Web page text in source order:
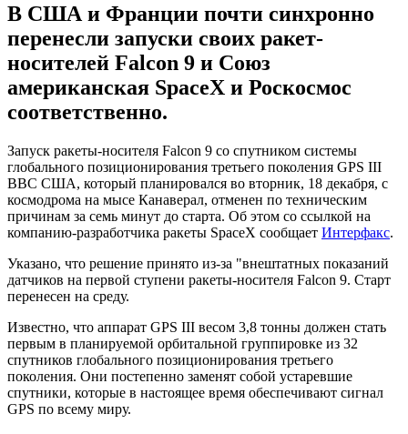
В США и Франции почти синхронно
перенесли запуски своих ракет-
носителей Falcon 9 и Союз
американская SpaceX и Роскосмос
соответственно.
Запуск ракеты-носителя Falcon 9 со спутником системы
глобального позиционирования третьего поколения GPS III
ВВС США, который планировался во вторник, 18 декабря, с
космодрома на мысе Канаверал, отменен по техническим
причинам за семь минут до старта. Об этом со ссылкой на
компанию-разработчика ракеты SpaceX сообщает Интерфакс.
Указано, что решение принято из-за "внештатных показаний
датчиков на первой ступени ракеты-носителя Falcon 9. Старт
перенесен на среду.
Известно, что аппарат GPS III весом 3,8 тонны должен стать
первым в планируемой орбитальной группировке из 32
спутников глобального позиционирования третьего
поколения. Они постепенно заменят собой устаревшие
спутники, которые в настоящее время обеспечивают сигнал
GPS по всему миру.